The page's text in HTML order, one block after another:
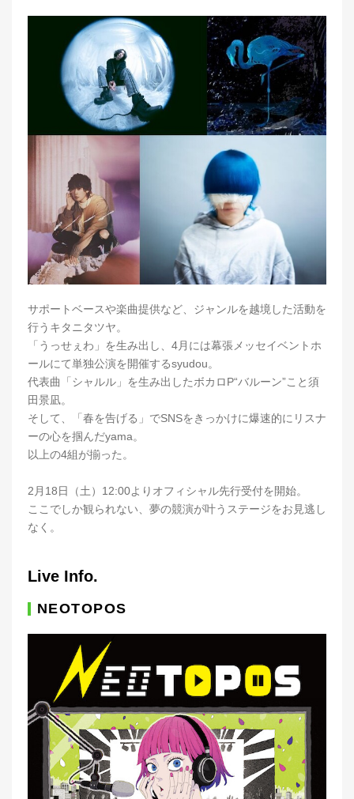
サポートベースや楽曲提供など、ジャンルを越境した活動を
行うキタニタツヤ。
「うっせぇわ」を生み出し、4月には幕張メッセイベントホ
ールにて単独公演を開催するsyudou。
代表曲「シャルル」を生み出したボカロP“バルーン”こと須
田景凪。
そして、「春を告げる」でSNSをきっかけに爆速的にリスナ
ーの心を掴んだyama。
以上の4組が揃った。
2月18日（土）12:00よりオフィシャル先行受付を開始。
ここでしか観られない、夢の競演が叶うステージをお見逃し
なく。
Live Info.
NEOTOPOS